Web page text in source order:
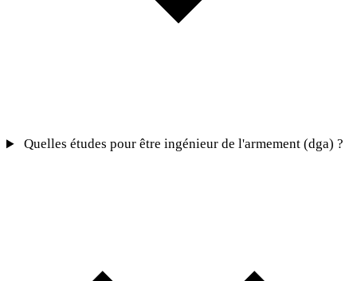
Quelles études pour être ingénieur de l'armement (dga) ?